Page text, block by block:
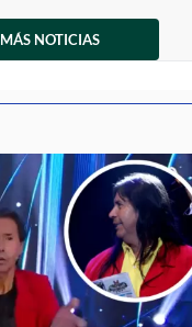
MÁS NOTICIAS